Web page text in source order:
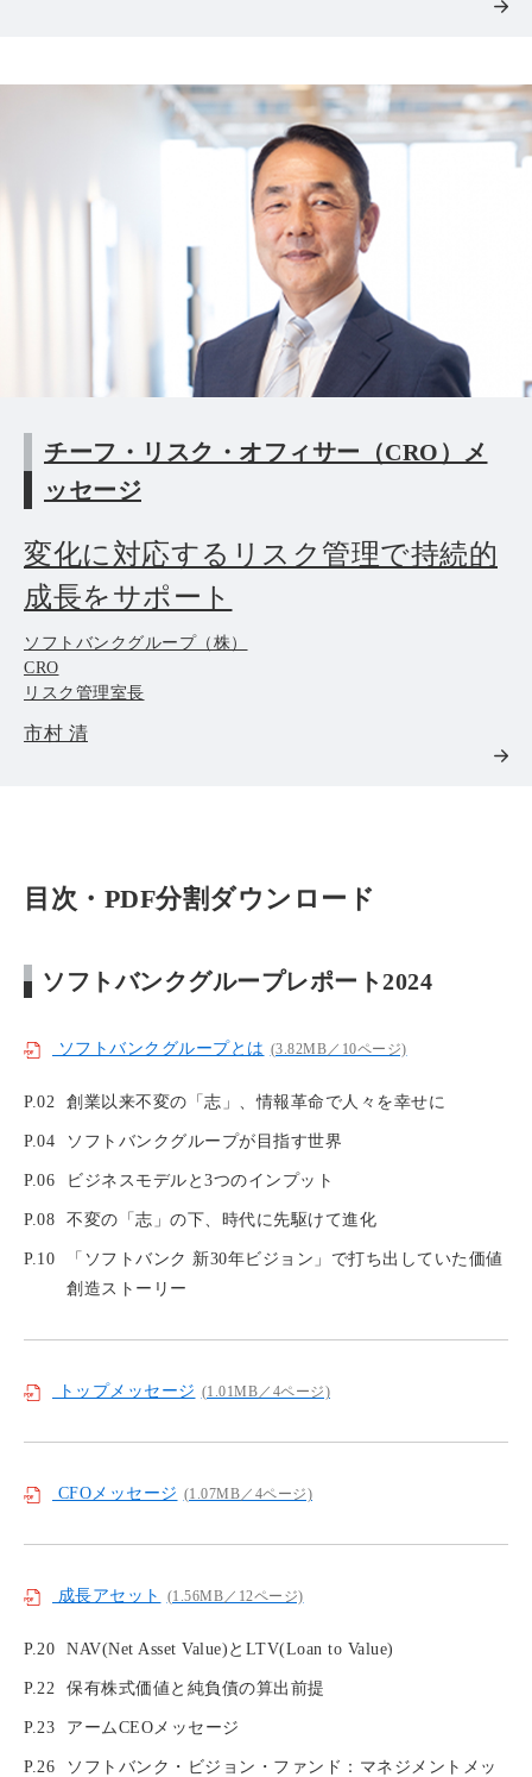
チーフ・リスク・オフィサー（CRO）メ
ッセージ
変化に対応するリスク管理で持続的
成長をサポート
ソフトバンクグループ（株）
CRO
リスク管理室長
市村 清
目次・PDF分割ダウンロード
ソフトバンクグループレポート2024
ソフトバンクグループとは (3.82MB／10ページ)
P.02 創業以来不変の「志」、情報革命で人々を幸せに
P.04 ソフトバンクグループが目指す世界
P.06 ビジネスモデルと3つのインプット
P.08 不変の「志」の下、時代に先駆けて進化
P.10
「ソフトバンク 新30年ビジョン」で打ち出していた価値
創造ストーリー
トップメッセージ (1.01MB／4ページ)
CFOメッセージ (1.07MB／4ページ)
成長アセット (1.56MB／12ページ)
P.20 NAV(Net Asset Value)とLTV(Loan to Value)
P.22 保有株式価値と純負債の算出前提
P.23 アームCEOメッセージ
P.26
ソフトバンク・ビジョン・ファンド：マネジメントメッ